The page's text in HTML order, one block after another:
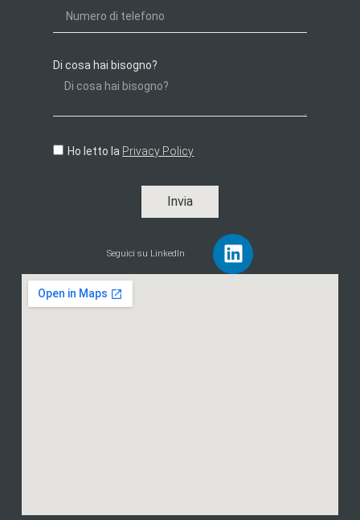
Di cosa hai bisogno?
Ho letto la Privacy Policy
Invia
Seguici su LinkedIn